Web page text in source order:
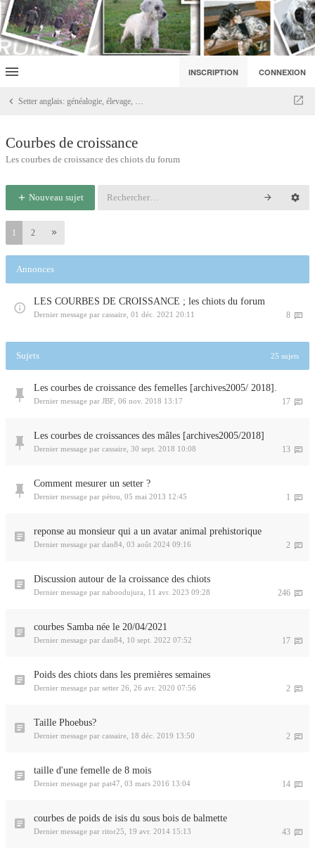
INSCRIPTION CONNEXION
Setter anglais: généalogie, élevage, portées
Courbes de croissance
Les courbes de croissance des chiots du forum
Nouveau sujet
1 2
Annonces
LES COURBES DE CROISSANCE ; les chiots du forum
8
Dernier message par cassaire 01 déc. 2021 20:11
Sujets 25 sujets
Les courbes de croissance des femelles [archives2005/ 2018].
17
Dernier message par JBF 06 nov. 2018 13:17
Les courbes de croissances des mâles [archives2005/2018]
13
Dernier message par cassaire 30 sept. 2018 10:08
Comment mesurer un setter ?
1
Dernier message par pétou 05 mai 2013 12:45
reponse au monsieur qui a un avatar animal prehistorique
2
Dernier message par dan84 03 août 2024 09:16
Discussion autour de la croissance des chiots
246
Dernier message par naboodujura 11 avr. 2023 09:28
courbes Samba née le 20/04/2021
17
Dernier message par dan84 10 sept. 2022 07:52
Poids des chiots dans les premières semaines
2
Dernier message par setter 26 26 avr. 2020 07:56
Taille Phoebus?
2
Dernier message par cassaire 18 déc. 2019 13:50
taille d'une femelle de 8 mois
14
Dernier message par pat47 03 mars 2016 13:04
courbes de poids de isis du sous bois de balmette
43
Dernier message par ritor25 19 avr. 2014 15:13